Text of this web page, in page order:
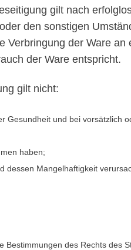
gilt nach
den sonstigen
der Ware an
der Ware entspricht.
gilt nicht:
und bei vorsätzlich
haben;
dessen Mangelhaftigkeit
des Rechts des